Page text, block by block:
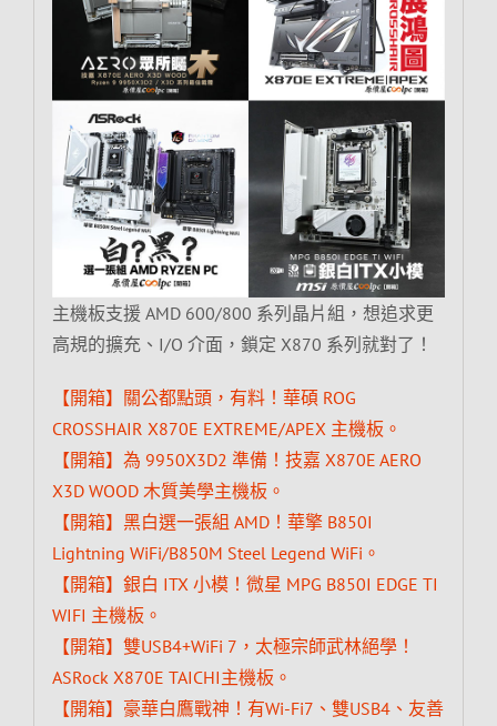
主機板支援 AMD 600/800 系列晶片組，想追求更
高規的擴充、I/O 介面，鎖定 X870 系列就對了！
【開箱】關公都點頭，有料！華碩 ROG
CROSSHAIR X870E EXTREME/APEX 主機板。
【開箱】為 9950X3D2 準備！技嘉 X870E AERO
X3D WOOD 木質美學主機板。
【開箱】黑白選一張組 AMD！華擎 B850I
Lightning WiFi/B850M Steel Legend WiFi。
【開箱】銀白 ITX 小模！微星 MPG B850I EDGE TI
WIFI 主機板。
【開箱】雙USB4+WiFi 7，太極宗師武林絕學！
ASRock X870E TAICHI主機板。
【開箱】豪華白鷹戰神！有Wi-Fi7、雙USB4、友善